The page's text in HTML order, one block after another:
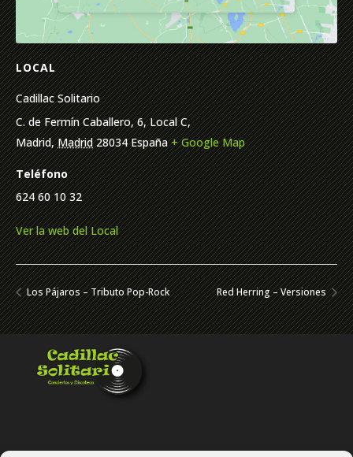
LOCAL
Cadillac Solitario
C. de Fermín Caballero, 6, Local C,
Madrid, Madrid 28034 España + Google Map
Teléfono
624 60 10 32
Ver la web del Local
Los Pájaros – Tributo Pop-Rock Red Herring – Versiones